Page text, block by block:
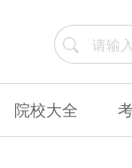
院校大全